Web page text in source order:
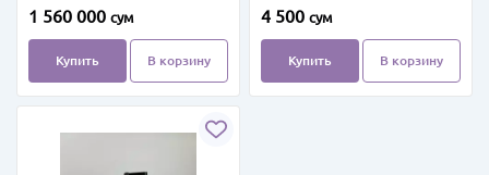
1 560 000 сум
Купить В корзину
4 500 сум
Купить В корзину